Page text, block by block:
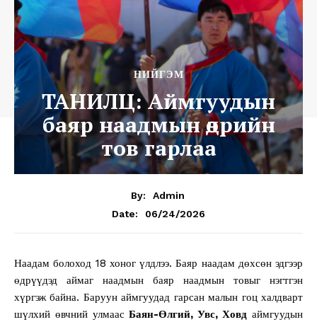
НИЙГЭМ
ТАНИЛЦ: Аймгуудын
баяр наадмын өдрийн
тов гарлаа
By:
Admin
Date:
06/24/2026
Наадам болоход 18 хоног үлдлээ. Баяр наадам дөхсөн эдгээр
өдрүүдэд аймаг наадмын баяр наадмын товыг нэгтгэн
хүргэж байна. Баруун аймгуудад гарсан малын гоц халдварт
шүлхий өвчний улмаас Баян-Өлгий, Увс, Ховд аймгуудын